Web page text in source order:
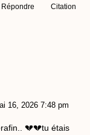
Répondre Citation
16, 2026 7:48 pm
💔💔tu étais